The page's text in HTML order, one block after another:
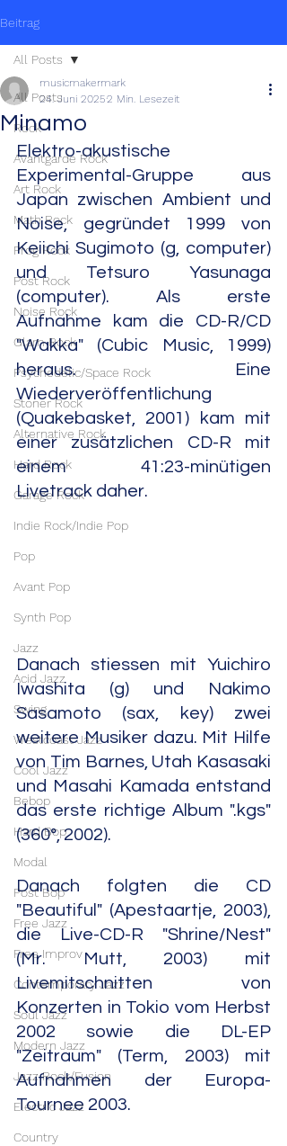
Beitrag
All Posts
Rock
Avantgarde Rock
Art Rock
Math Rock
Prog Rock
Post Rock
Noise Rock
Glam Rock
Psychedelic/Space Rock
Stoner Rock
Alternative Rock
Hard Rock
Garage Rock
Indie Rock/Indie Pop
Pop
Avant Pop
Synth Pop
Jazz
Acid Jazz
Swing
Westcoast Jazz
Cool Jazz
Bebop
Hard Bop
Modal
Post Bop
Free Jazz
Free Improv
Contemporary Jazz
Soul Jazz
Modern Jazz
Jazz Rock/Fusion
Electric Jazz
Country
All Posts
Minamo
musicmakermark
24. Juni 20252 Min. Lesezeit
Elektro-akustische
Experimental-Gruppe aus
Japan zwischen Ambient und
Noise, gegründet 1999 von
Keiichi Sugimoto (g, computer)
und Tetsuro Yasunaga
(computer). Als erste
Aufnahme kam die CD-R/CD
"Wakka" (Cubic Music, 1999)
heraus. Eine
Wiederveröffentlichung
(Quakebasket, 2001) kam mit
einer zusätzlichen CD-R mit
einem 41:23-minütigen
Livetrack daher.
Danach stiessen mit Yuichiro
Iwashita (g) und Nakimo
Sasamoto (sax, key) zwei
weitere Musiker dazu. Mit Hilfe
von Tim Barnes, Utah Kasasaki
und Masahi Kamada entstand
das erste richtige Album ".kgs"
(360°, 2002).
Danach folgten die CD
"Beautiful" (Apestaartje, 2003),
die Live-CD-R "Shrine/Nest"
(Mr. Mutt, 2003) mit
Livemitschnitten von
Konzerten in Tokio vom Herbst
2002 sowie die DL-EP
"Zeitraum" (Term, 2003) mit
Aufnahmen der Europa-
Tournee 2003.